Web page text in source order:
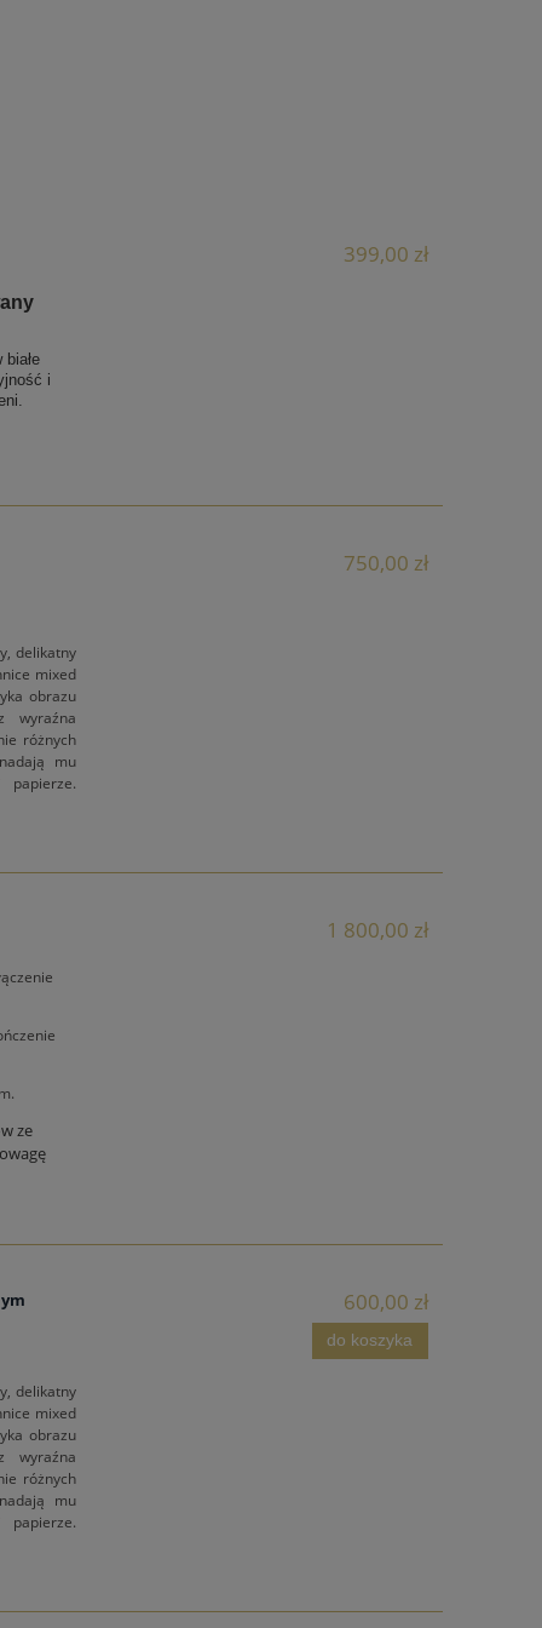
i
399,00 zł
delikatny
mixed
obrazu
wyraźna
różnych
mu
papierze.
750,00 zł
ze
1 800,00 zł
delikatny
mixed
obrazu
wyraźna
różnych
mu
papierze.
600,00 zł
do koszyka